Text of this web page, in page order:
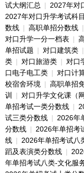
试大纲汇总 | 2027年对
2027年对口升学考试科目
数线 | 高职单招分数线 |
对口升学一分一档表 |
单招试题 | 对口建筑类 |
类 | 对口旅游类 | 对口
口电子电工类 | 对口计
校宿舍环境 | 高职单招
训
| 对口升学文化课（
单招考试一类分数线 |
试三类分数线 | 2026年
分数线 | 2026年单招考
线 | 2026年单招考试八
蹈及表演类分数线 |
年单招考试八类-文化服